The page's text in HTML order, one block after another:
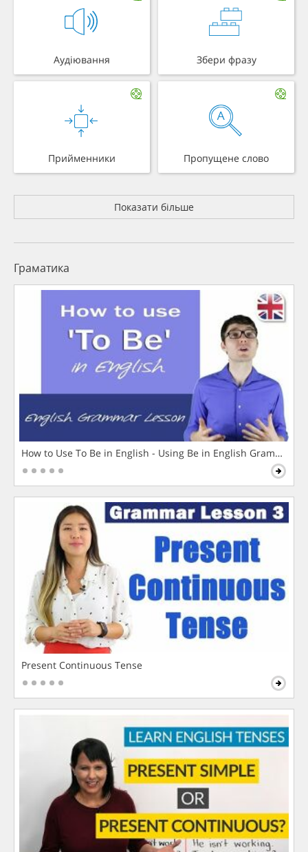
Аудіювання Збери фразу
Прийменники Пропущене слово
Показати більше
Граматика
How to Use To Be in English - Using Be in English Grammar
Present Continuous Tense